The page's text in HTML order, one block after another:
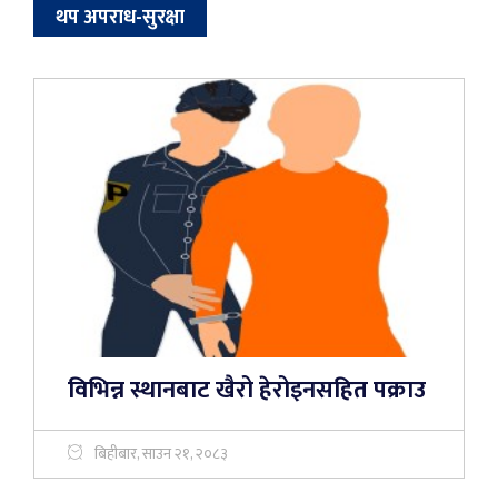
थप अपराध-सुरक्षा
विभिन्न स्थानबाट खैरो हेरोइनसहित पक्राउ
बिहीबार, साउन २१, २०८३